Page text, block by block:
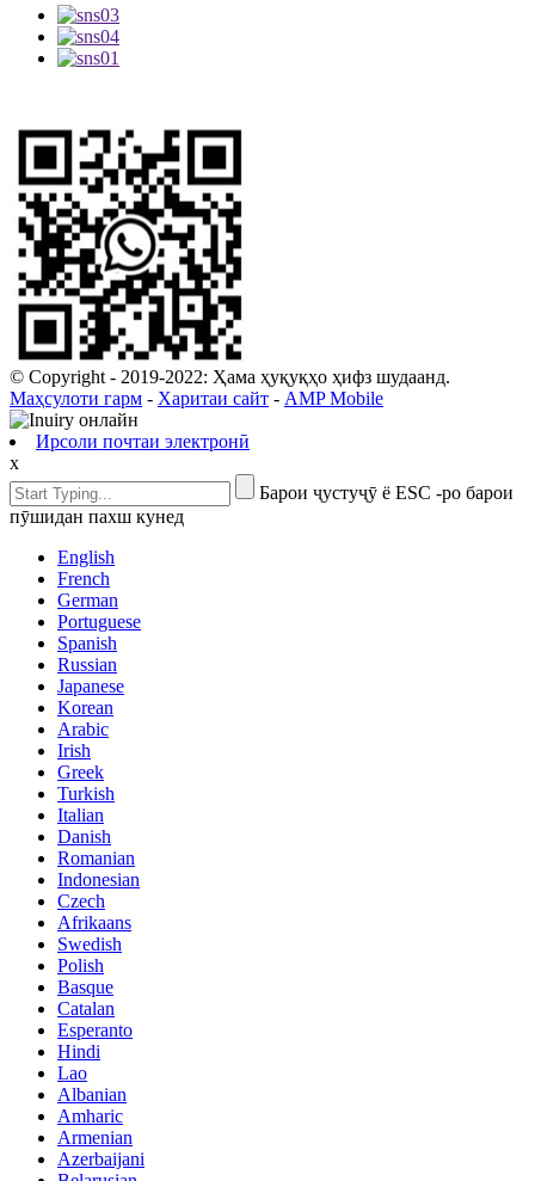
© Copyright - 2019-2022: Ҳама ҳуқуқҳо ҳифз шудаанд.
Маҳсулоти гарм - Харитаи сайт - AMP Mobile
Ирсоли почтаи электронӣ
x
Барои ҷустуҷӯ ё ESC -ро барои
пӯшидан пахш кунед
English
French
German
Portuguese
Spanish
Russian
Japanese
Korean
Arabic
Irish
Greek
Turkish
Italian
Danish
Romanian
Indonesian
Czech
Afrikaans
Swedish
Polish
Basque
Catalan
Esperanto
Hindi
Lao
Albanian
Amharic
Armenian
Azerbaijani